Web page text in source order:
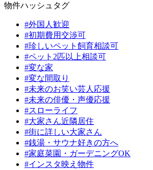
物件ハッシュタグ
#外国人歓迎
#初期費用交渉可
#珍しいペット飼育相談可
#ペット2匹以上相談可
#変な家
#変な間取り
#未来のお笑い芸人応援
#未来の俳優・声優応援
#スローライフ
#大家さん近隣居住
#街に詳しい大家さん
#銭湯・サウナ好きの方へ
#家庭菜園・ガーデニングOK
#インスタ映え物件